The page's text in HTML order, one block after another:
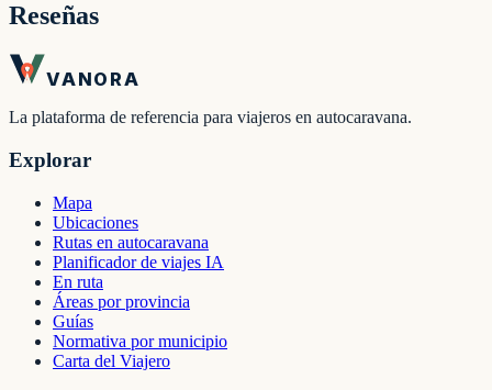
Reseñas
VANORA
La plataforma de referencia para viajeros en autocaravana.
Explorar
Mapa
Ubicaciones
Rutas en autocaravana
Planificador de viajes IA
En ruta
Áreas por provincia
Guías
Normativa por municipio
Carta del Viajero